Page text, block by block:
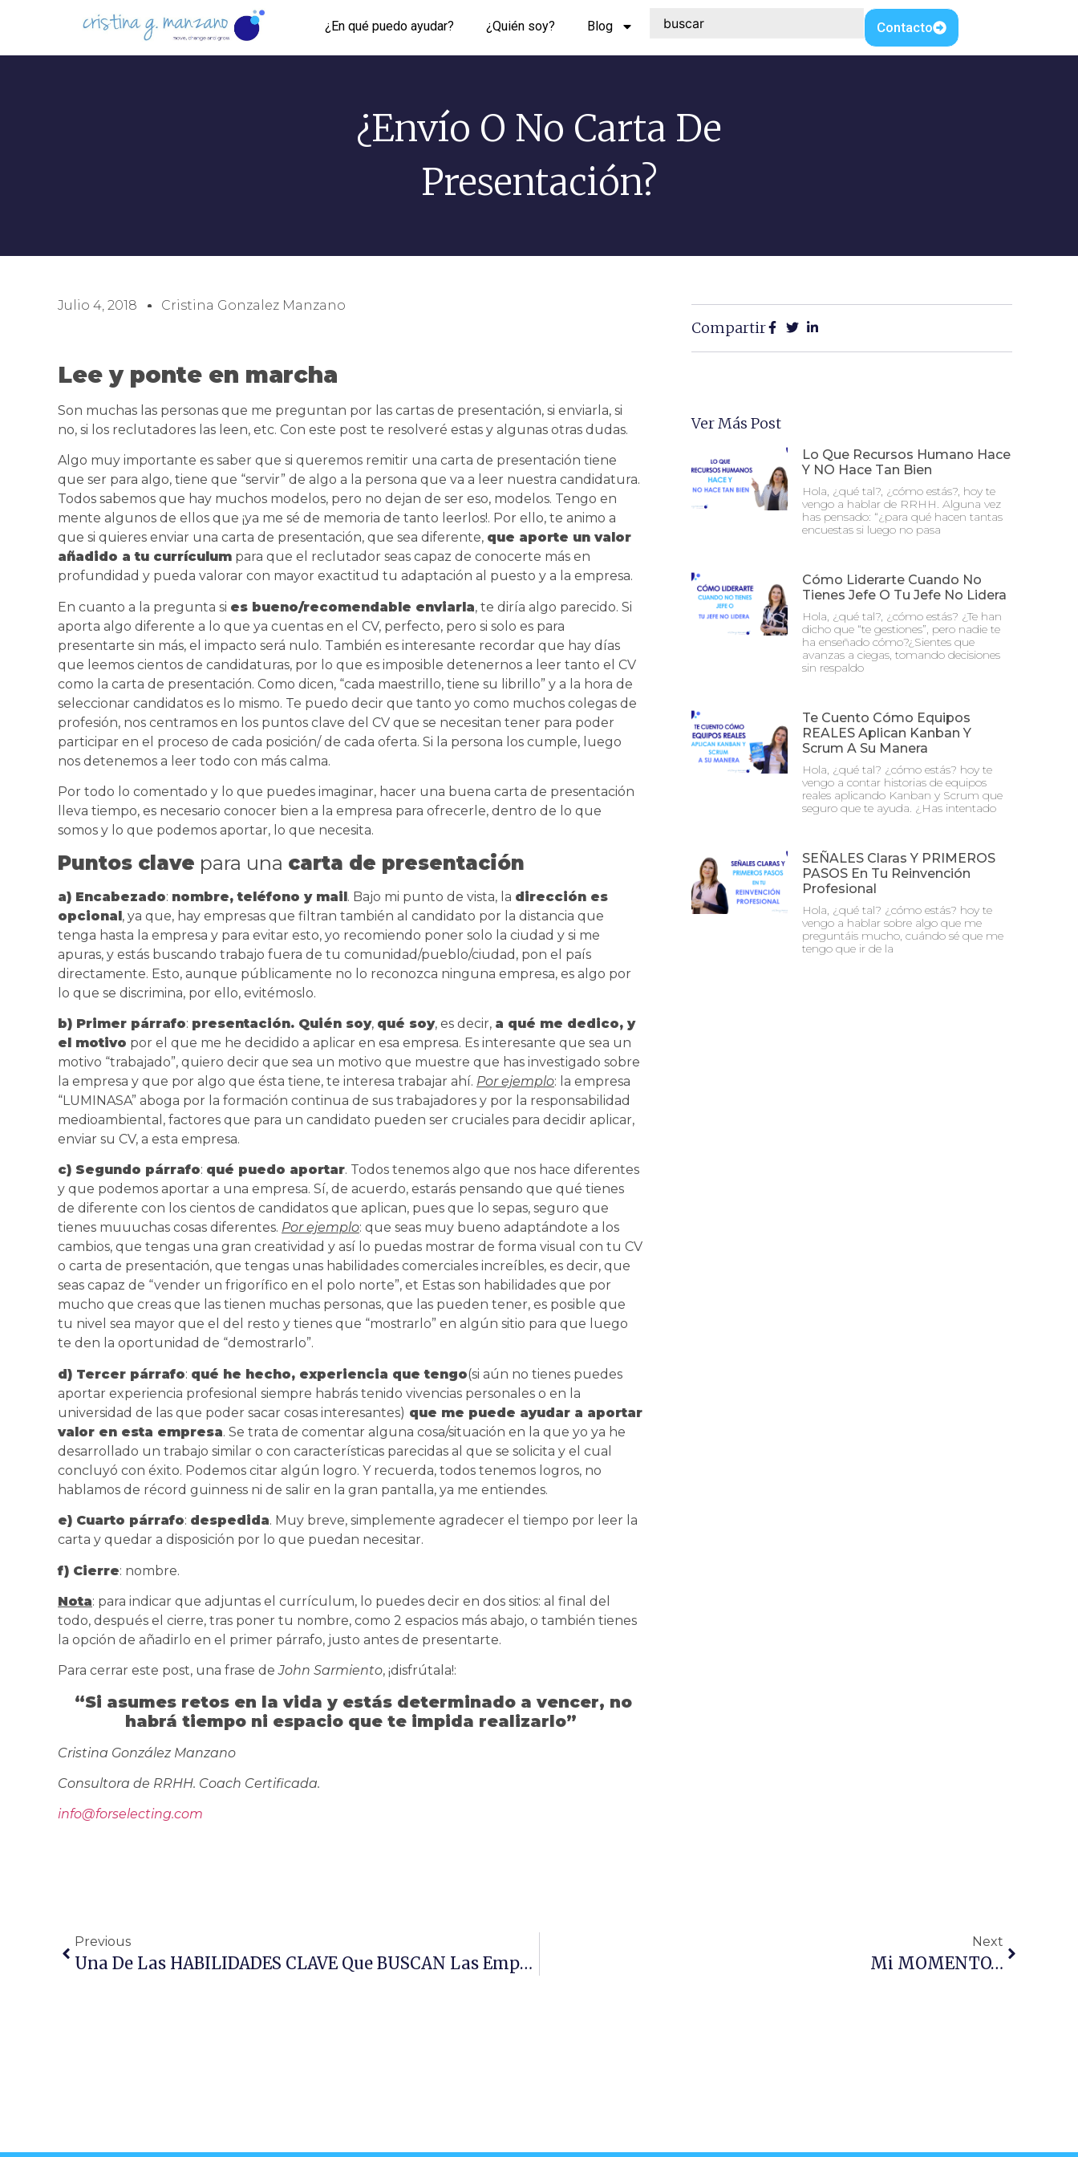
¿En qué puedo ayudar? ¿Quién soy? Blog Contacto
¿Envío O No Carta De
Presentación?
Julio 4, 2018 Cristina Gonzalez Manzano
Lee y ponte en marcha
Son muchas las personas que me preguntan por las cartas de presentación, si enviarla, si
no, si los reclutadores las leen, etc. Con este post te resolveré estas y algunas otras dudas.
Algo muy importante es saber que si queremos remitir una carta de presentación tiene
que ser para algo, tiene que “servir” de algo a la persona que va a leer nuestra candidatura.
Todos sabemos que hay muchos modelos, pero no dejan de ser eso, modelos. Tengo en
mente algunos de ellos que ¡ya me sé de memoria de tanto leerlos!. Por ello, te animo a
que si quieres enviar una carta de presentación, que sea diferente, que aporte un valor
añadido a tu currículum para que el reclutador seas capaz de conocerte más en
profundidad y pueda valorar con mayor exactitud tu adaptación al puesto y a la empresa.
En cuanto a la pregunta si es bueno/recomendable enviarla, te diría algo parecido. Si
aporta algo diferente a lo que ya cuentas en el CV, perfecto, pero si solo es para
presentarte sin más, el impacto será nulo. También es interesante recordar que hay días
que leemos cientos de candidaturas, por lo que es imposible detenernos a leer tanto el CV
como la carta de presentación. Como dicen, “cada maestrillo, tiene su librillo” y a la hora de
seleccionar candidatos es lo mismo. Te puedo decir que tanto yo como muchos colegas de
profesión, nos centramos en los puntos clave del CV que se necesitan tener para poder
participar en el proceso de cada posición/ de cada oferta. Si la persona los cumple, luego
nos detenemos a leer todo con más calma.
Por todo lo comentado y lo que puedes imaginar, hacer una buena carta de presentación
lleva tiempo, es necesario conocer bien a la empresa para ofrecerle, dentro de lo que
somos y lo que podemos aportar, lo que necesita.
Puntos clave para una carta de presentación
a) Encabezado: nombre, teléfono y mail. Bajo mi punto de vista, la dirección es
opcional, ya que, hay empresas que filtran también al candidato por la distancia que
tenga hasta la empresa y para evitar esto, yo recomiendo poner solo la ciudad y si me
apuras, y estás buscando trabajo fuera de tu comunidad/pueblo/ciudad, pon el país
directamente. Esto, aunque públicamente no lo reconozca ninguna empresa, es algo por
lo que se discrimina, por ello, evitémoslo.
b) Primer párrafo: presentación. Quién soy, qué soy, es decir, a qué me dedico, y
el motivo por el que me he decidido a aplicar en esa empresa. Es interesante que sea un
motivo “trabajado”, quiero decir que sea un motivo que muestre que has investigado sobre
la empresa y que por algo que ésta tiene, te interesa trabajar ahí. Por ejemplo: la empresa
“LUMINASA” aboga por la formación continua de sus trabajadores y por la responsabilidad
medioambiental, factores que para un candidato pueden ser cruciales para decidir aplicar,
enviar su CV, a esta empresa.
c) Segundo párrafo: qué puedo aportar. Todos tenemos algo que nos hace diferentes
y que podemos aportar a una empresa. Sí, de acuerdo, estarás pensando que qué tienes
de diferente con los cientos de candidatos que aplican, pues que lo sepas, seguro que
tienes muuuchas cosas diferentes. Por ejemplo: que seas muy bueno adaptándote a los
cambios, que tengas una gran creatividad y así lo puedas mostrar de forma visual con tu CV
o carta de presentación, que tengas unas habilidades comerciales increíbles, es decir, que
seas capaz de “vender un frigorífico en el polo norte”, et Estas son habilidades que por
mucho que creas que las tienen muchas personas, que las pueden tener, es posible que
tu nivel sea mayor que el del resto y tienes que “mostrarlo” en algún sitio para que luego
te den la oportunidad de “demostrarlo”.
d) Tercer párrafo: qué he hecho, experiencia que tengo(si aún no tienes puedes
aportar experiencia profesional siempre habrás tenido vivencias personales o en la
universidad de las que poder sacar cosas interesantes) que me puede ayudar a aportar
valor en esta empresa. Se trata de comentar alguna cosa/situación en la que yo ya he
desarrollado un trabajo similar o con características parecidas al que se solicita y el cual
concluyó con éxito. Podemos citar algún logro. Y recuerda, todos tenemos logros, no
hablamos de récord guinness ni de salir en la gran pantalla, ya me entiendes.
e) Cuarto párrafo: despedida. Muy breve, simplemente agradecer el tiempo por leer la
carta y quedar a disposición por lo que puedan necesitar.
f) Cierre: nombre.
Nota: para indicar que adjuntas el currículum, lo puedes decir en dos sitios: al final del
todo, después el cierre, tras poner tu nombre, como 2 espacios más abajo, o también tienes
la opción de añadirlo en el primer párrafo, justo antes de presentarte.
Para cerrar este post, una frase deJohn Sarmiento, ¡disfrútala!:
“Si asumes retos en la vida y estás determinado a vencer, no
habrá tiempo ni espacio que te impida realizarlo”
Cristina González Manzano
Consultora de RRHH. Coach Certificada.
info@forselecting.com
Compartir
Ver Más Post
Lo Que Recursos Humano Hace
Y NO Hace Tan Bien
Hola, ¿qué tal?, ¿cómo estás?, hoy te
vengo a hablar de RRHH. Alguna vez
has pensado: “¿para qué hacen tantas
encuestas si luego no pasa
Cómo Liderarte Cuando No
Tienes Jefe O Tu Jefe No Lidera
Hola, ¿qué tal?, ¿cómo estás? ¿Te han
dicho que “te gestiones”, pero nadie te
ha enseñado cómo?¿Sientes que
avanzas a ciegas, tomando decisiones
sin respaldo
Te Cuento Cómo Equipos
REALES Aplican Kanban Y
Scrum A Su Manera
Hola, ¿qué tal? ¿cómo estás? hoy te
vengo a contar historias de equipos
reales aplicando Kanban y Scrum que
seguro que te ayuda. ¿Has intentado
SEÑALES Claras Y PRIMEROS
PASOS En Tu Reinvención
Profesional
Hola, ¿qué tal? ¿cómo estás? hoy te
vengo a hablar sobre algo que me
preguntáis mucho, cuándo sé que me
tengo que ir de la
Previous
Una De Las HABILIDADES CLAVE Que BUSCAN Las Empresas
Next
Mi MOMENTO…